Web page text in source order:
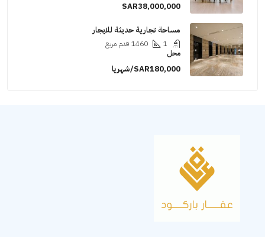
SAR38,000,000
مساحة تجارية حديثة للايجار
1460 قدم مربع
محل
SAR180,000/شهريا